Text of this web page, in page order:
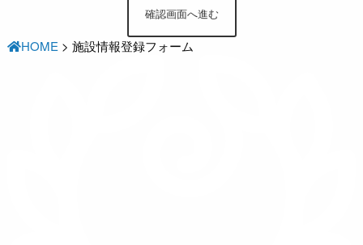
HOME >施設情報登録フォーム